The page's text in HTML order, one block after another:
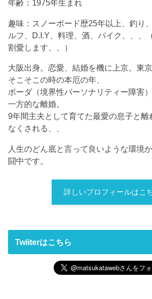
年齢：1975年生まれ
趣味：スノーボード歴25年以上、釣り
ルフ、D.I.Y、料理、酒、バイク、、、
割愛します、、）
大阪出身。恋愛、結婚を機に上京。東
そこそこの時の本厄の年、
ボーダ（境界性パーソナリティー障害
一方的な離婚。
9年間主夫として育てた最愛の息子と離
なくされる、、
人生のどん底と言って良いような環境
闘中です。
詳しいプロフィールはこ
Twiiterはこちら